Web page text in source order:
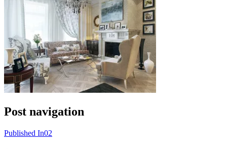
Post navigation
Published In02